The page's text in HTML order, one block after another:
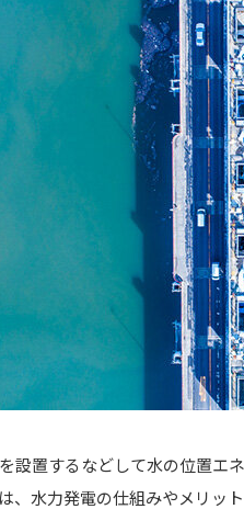
設置するなどして水の位置エ
、水力発電の仕組みやメリッ